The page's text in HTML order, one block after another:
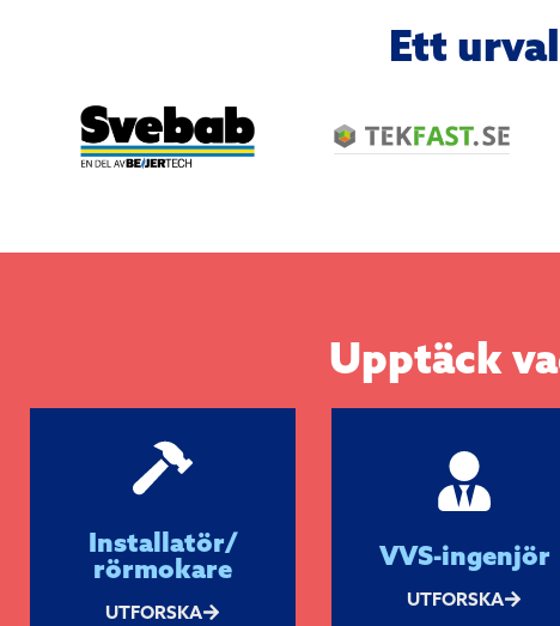
Ett
Upptäck
Installatör/
rörmokare
UTFORSKA
VVS-ingenjör
UTFORSKA